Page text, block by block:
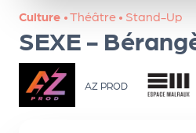
Culture •Théâtre • Stand-Up
SEXE -
AZ PROD
ns
PR
O
G!